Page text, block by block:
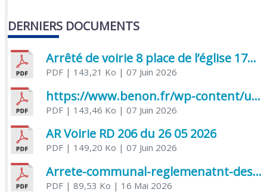
DERNIERS DOCUMENTS
Arrêté de voirie 8 place de l’église 17170 Benon
PDF| 143,21 Ko | 07 Juin 2026
https://www.benon.fr/wp-content/uploads/2026/06/AR-Voirie-Chemin-de-Lafond-du-26-05-2026.pdf
PDF| 143,46 Ko | 07 Juin 2026
AR Voirie RD 206 du 26 05 2026
PDF| 149,20 Ko | 07 Juin 2026
Arrete-communal-reglemenatnt-des-bruits-de-voisinage-et-des-activites-bruyantes
PDF| 89,53 Ko | 16 Mai 2026